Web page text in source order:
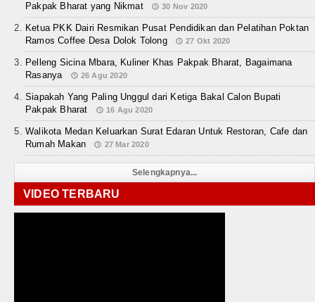
Pakpak Bharat yang Nikmat
30 Nov 2020
Ketua PKK Dairi Resmikan Pusat Pendidikan dan Pelatihan Poktan
Ramos Coffee Desa Dolok Tolong
27 Okt 2020
Pelleng Sicina Mbara, Kuliner Khas Pakpak Bharat, Bagaimana
Rasanya
26 Agu 2020
Siapakah Yang Paling Unggul dari Ketiga Bakal Calon Bupati
Pakpak Bharat
16 Agu 2020
Walikota Medan Keluarkan Surat Edaran Untuk Restoran, Cafe dan
Rumah Makan
27 Mar 2020
Selengkapnya...
VIDEO TERBARU